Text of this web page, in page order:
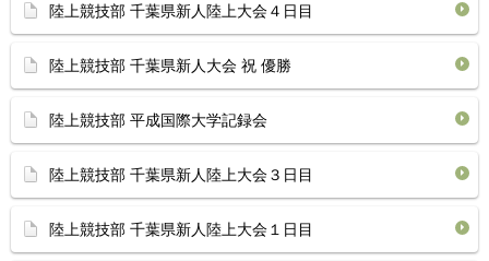
陸上競技部 千葉県新人陸上大会４日目
陸上競技部 千葉県新人大会 祝 優勝
陸上競技部 平成国際大学記録会
陸上競技部 千葉県新人陸上大会３日目
陸上競技部 千葉県新人陸上大会１日目